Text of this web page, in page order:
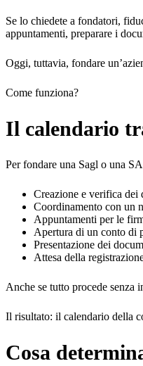
Se lo chiedete a fondatori,
appuntamenti, preparare i
Oggi, tuttavia, fondare
Come funziona?
Il calendario
Per fondare una Sagl o una
Creazione e verifica dei
Coordinamento con un
Appuntamenti per le
Apertura di un conto di
Presentazione dei
Attesa della
Anche se tutto procede senza
Il risultato: il calendario della
Cosa